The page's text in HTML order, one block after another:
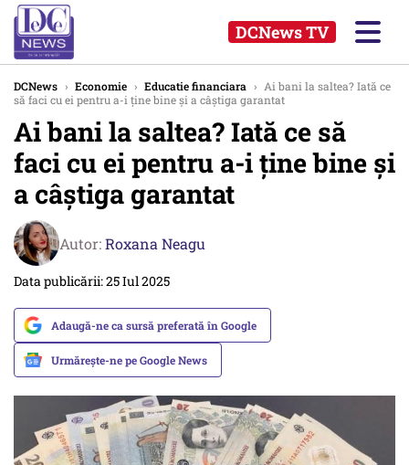
DCNews TV
DCNews › Economie › Educatie financiara › Ai bani la saltea? Iată ce
să faci cu ei pentru a-i ține bine și a câștiga garantat
Ai bani la saltea? Iată ce să
faci cu ei pentru a-i ține bine și
a câștiga garantat
Autor:Roxana Neagu
Data publicării: 25 Iul 2025
Adaugă-ne ca sursă preferată în Google
Urmărește-ne pe Google News